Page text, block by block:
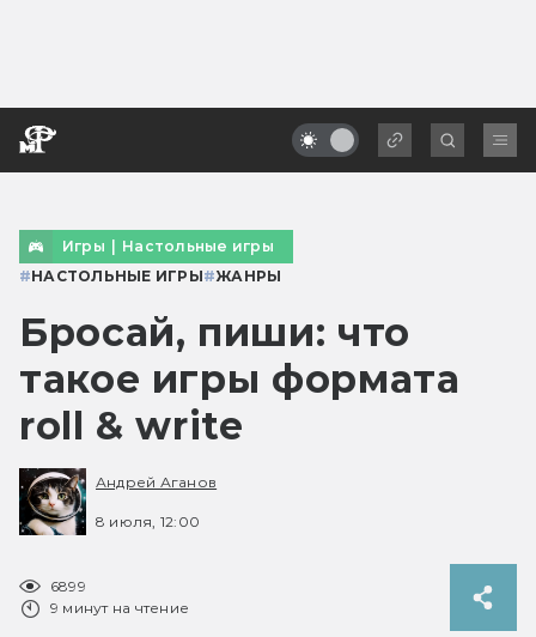
Игры | Настольные игры
#НАСТОЛЬНЫЕ ИГРЫ#ЖАНРЫ
Бросай, пиши: что
такое игры формата
roll & write
Андрей Аганов
8 июля, 12:00
6899
9 минут на чтение